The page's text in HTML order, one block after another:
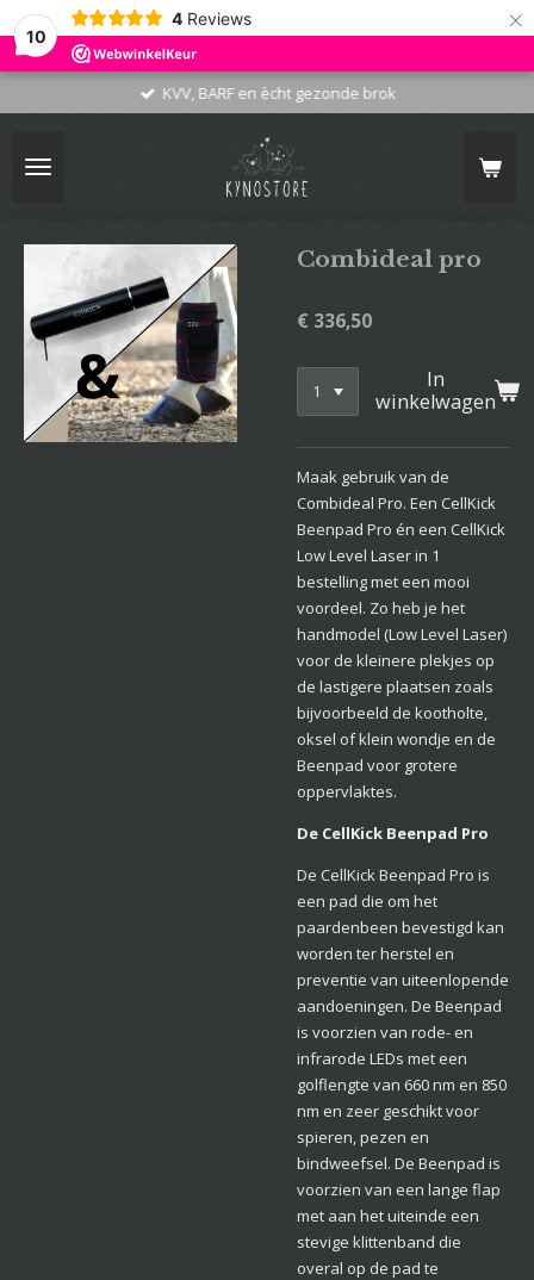
10
4 Reviews ×
KVV, BARF en ècht gezonde brok
Combideal pro
€ 336,50
In
winkelwagen
Maak gebruik van de
Combideal Pro. Een CellKick
Beenpad Pro én een CellKick
Low Level Laser in 1
bestelling met een mooi
voordeel. Zo heb je het
handmodel (Low Level Laser)
voor de kleinere plekjes op
de lastigere plaatsen zoals
bijvoorbeeld de kootholte,
oksel of klein wondje en de
Beenpad voor grotere
oppervlaktes.
De CellKick Beenpad Pro
De CellKick Beenpad Pro is
een pad die om het
paardenbeen bevestigd kan
worden ter herstel en
preventie van uiteenlopende
aandoeningen. De Beenpad
is voorzien van rode- en
infrarode LEDs met een
golflengte van 660 nm en 850
nm en zeer geschikt voor
spieren, pezen en
bindweefsel. De Beenpad is
voorzien van een lange flap
met aan het uiteinde een
stevige klittenband die
overal op de pad te